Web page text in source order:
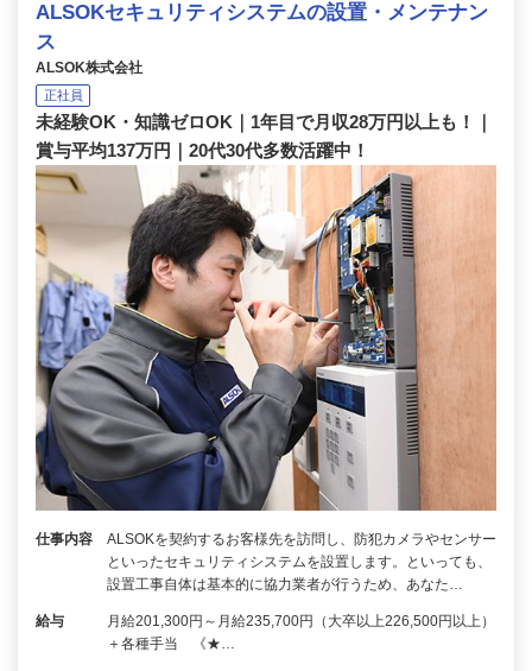
ALSOKセキュリティシステムの設置・メンテナン
ス
ALSOK株式会社
正社員
未経験OK・知識ゼロOK｜1年目で月収28万円以上も！｜
賞与平均137万円｜20代30代多数活躍中！
仕事内容
ALSOKを契約するお客様先を訪問し、防犯カメラやセンサー
といったセキュリティシステムを設置します。といっても、
設置工事自体は基本的に協力業者が行うため、あなた…
給与
月給201,300円～月給235,700円（大卒以上226,500円以上）
＋各種手当 《★…